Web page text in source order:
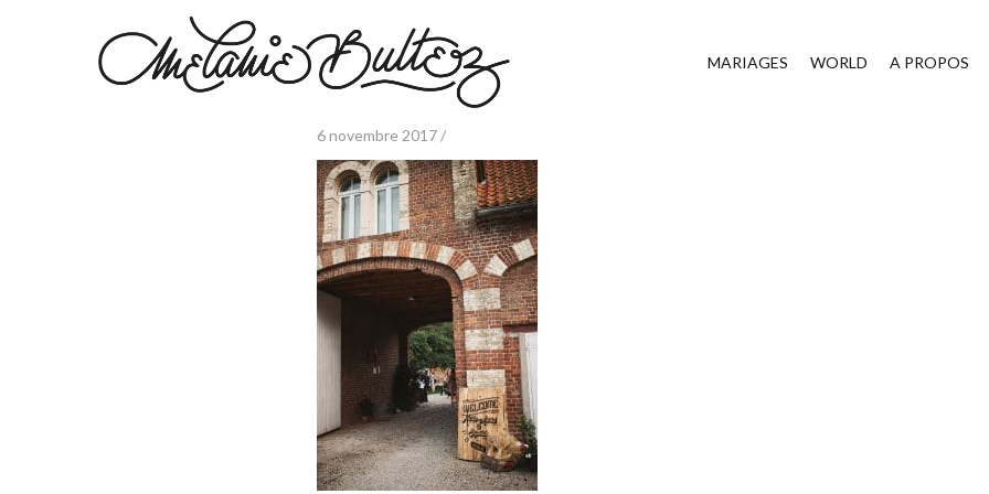
MARIAGES WORLD A PROPOS
6 novembre 2017 /